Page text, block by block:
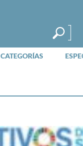
CATEGORÍAS